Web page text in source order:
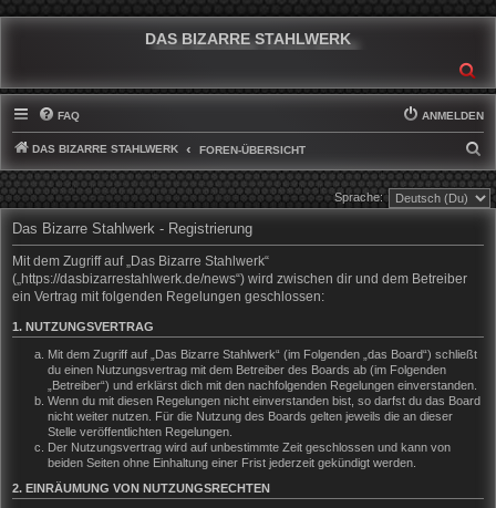
DAS BIZARRE STAHLWERK
FAQ ANMELDEN
DAS BIZARRE STAHLWERK FOREN-ÜBERSICHT
U
C
Sprache:
Das Bizarre Stahlwerk - Registrierung
Mit dem Zugriff auf „Das Bizarre Stahlwerk“
(„https://dasbizarrestahlwerk.de/news“) wird zwischen dir und dem Betreiber
ein Vertrag mit folgenden Regelungen geschlossen:
1. NUTZUNGSVERTRAG
Mit dem Zugriff auf „Das Bizarre Stahlwerk“ (im Folgenden „das Board“) schließt
du einen Nutzungsvertrag mit dem Betreiber des Boards ab (im Folgenden
„Betreiber“) und erklärst dich mit den nachfolgenden Regelungen einverstanden.
Wenn du mit diesen Regelungen nicht einverstanden bist, so darfst du das Board
nicht weiter nutzen. Für die Nutzung des Boards gelten jeweils die an dieser
Stelle veröffentlichten Regelungen.
Der Nutzungsvertrag wird auf unbestimmte Zeit geschlossen und kann von
beiden Seiten ohne Einhaltung einer Frist jederzeit gekündigt werden.
2. EINRÄUMUNG VON NUTZUNGSRECHTEN